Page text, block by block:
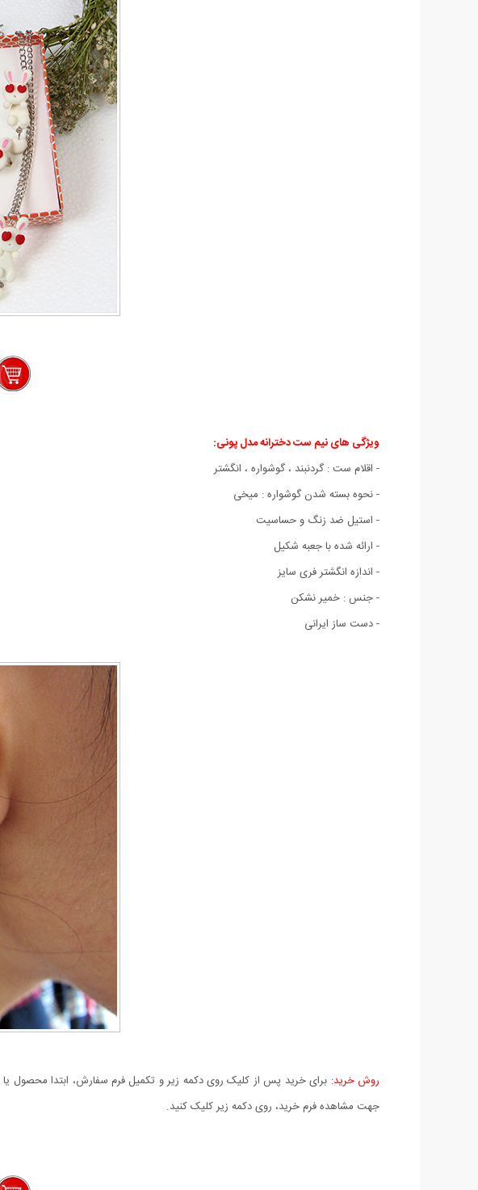
ویژگی هاینیم ست دخترانه مدل پونی:
- اقلام ست : گردنبند ، گوشواره ، انگشتر
- نحوه بسته شدن گوشواره : میخی
- استیل ضد زنگ و حساسیت
- ارائه شده با جعبه شکیل
- اندازه انگشتر فری سایز
- جنس : خمیر نشکن
- دست ساز ایرانی
روش خرید: برای خرید پس از کلیک روی دکمه زیر و تکمیل فرم سفارش، ابتدا محصول یا
جهت مشاهده فرم خرید، روی دکمه زیر کلیک کنید.